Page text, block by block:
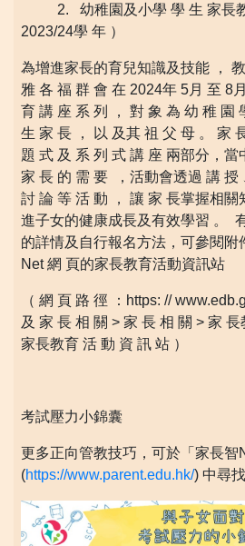
2. 幼稚園及小學 學 生 家長教
2023/24學 年 ）
為增進家長的育兒知識及技能 ，
雅 各 福 群 會 在 2024年 5月 至 8
育 講 座 系 列 ， 對 象 為 幼 稚 園
生 家 長 ， 以 及其 祖 父 母 。 家
題 式 及 系 列 式 講 座 兩部分，當
家 長 的 需 要 ，活動會透過 講 授
討 論 等 活 動 ， 讓 家 長掌握相關
進子女的健康成長及有效學習 。
的詳情及自行報名方法，可參閱附
Net 網 頁的家長教育活動資訊站
（ 網 頁 路 徑 ：https: //
及 家 長 相 關 > 家 長 相 關 > 家
家長教育 活 動 資 訊 站 ）
考試壓力小錦囊
更多正向管教技巧，可於「家長智
(https://www.parent.edu.hk/) 中尋找